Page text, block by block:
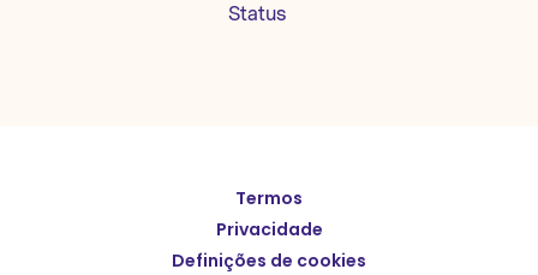
Status
Termos
Privacidade
Definições de cookies
English
Español